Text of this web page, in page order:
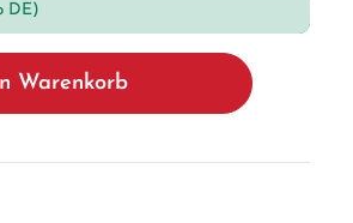
DE)
Warenkorb